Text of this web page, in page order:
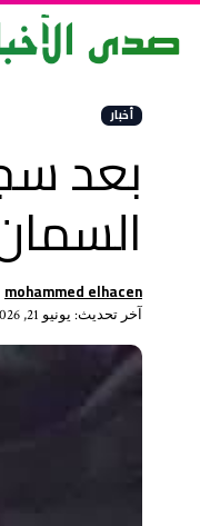
أخبار
آخر تحديث: يونيو 21, 2026 12:09 م
mohammed elhacen